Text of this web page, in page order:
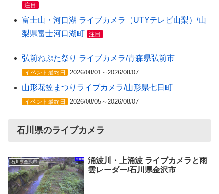
注目
富士山・河口湖 ライブカメラ（UTYテレビ山梨）/山
梨県富士河口湖町
注目
弘前ねぷた祭り ライブカメラ/青森県弘前市
イベント最終日 2026/08/01～2026/08/07
山形花笠まつりライブカメラ/山形県七日町
イベント最終日 2026/08/05～2026/08/07
石川県のライブカメラ
石川県金沢市
涌波川・上涌波 ライブカメラと雨
雲レーダー/石川県金沢市